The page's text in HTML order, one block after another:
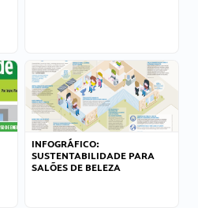
INFOGRÁFICO:
SUSTENTABILIDADE PARA
SALÕES DE BELEZA